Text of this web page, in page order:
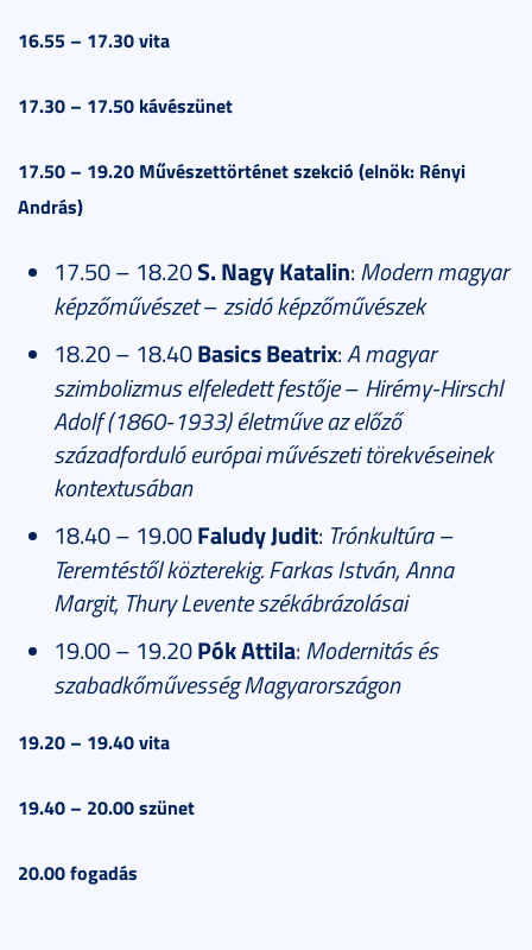
16.55 – 17.30 vita
17.30 – 17.50 kávészünet
17.50 – 19.20 Művészettörténet szekció (elnök: Rényi
András)
17.50 – 18.20S. Nagy Katalin: Modern magyar
képzőművészet–zsidó képzőművészek
18.20 – 18.40Basics Beatrix:A magyar
szimbolizmus elfeledett festője– Hirémy-Hirschl
Adolf (1860-1933) életműve az előző
századforduló európai művészeti törekvéseinek
kontextusában
18.40 – 19.00Faludy Judit: Trónkultúra –
Teremtéstől közterekig. Farkas István, Anna
Margit, Thury Levente székábrázolásai
19.00 – 19.20Pók Attila: Modernitás és
szabadkőművesség Magyarországon
19.20 – 19.40 vita
19.40 – 20.00 szünet
20.00 fogadás